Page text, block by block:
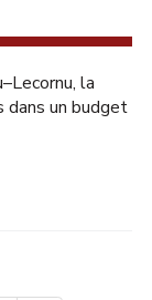
la
dans un budget